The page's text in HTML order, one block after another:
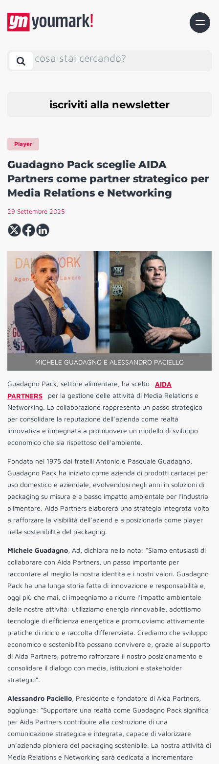
cosa stai cercando?
iscriviti alla newsletter
Player
Guadagno Pack sceglie AIDA
Partners come partner strategico per
Media Relations e Networking
29 Settembre 2025
MICHELE GUADAGNO E ALESSANDRO PACIELLO
Guadagno Pack, settore alimentare, ha scelto
AIDA
PARTNERS
per la gestione delle attività di Media Relations e
Networking. La collaborazione rappresenta un passo strategico
per consolidare la reputazione dell’azienda come realtà
innovativa e impegnata a promuovere un modello di sviluppo
economico che sia rispettoso dell’ambiente.
Fondata nel 1975 dai fratelli Antonio e Pasquale Guadagno,
Guadagno Pack ha iniziato come azienda di prodotti cartacei per
uso domestico e aziendale, evolvendosi negli anni in soluzioni di
packaging su misura e a basso impatto ambientale per l’industria
alimentare. Aida Partners elaborerà una strategia integrata volta
a rafforzare la visibilità dell’aziend e a posizionarla come player
nella sostenibilità del packaging.
Michele Guadagno, Ad, dichiara nella nota: “Siamo entusiasti di
collaborare con Aida Partners, un passo importante per
raccontare al meglio la nostra identità e i nostri valori. Guadagno
Pack ha una lunga storia fatta di innovazione e responsabilità e,
oggi più che mai, ci impegniamo a ridurre l’impatto ambientale
delle nostre attività: utilizziamo energia rinnovabile, adottiamo
tecnologie di efficienza energetica e promuoviamo attivamente
pratiche di riciclo e raccolta differenziata. Crediamo che sviluppo
economico e sostenibilità possano convivere e, grazie al supporto
di Aida Partners, potremo rafforzare il nostro posizionamento e
consolidare il dialogo con media, istituzioni e stakeholder
strategici”.
Alessandro Paciello, Presidente e fondatore di Aida Partners,
aggiunge: “Supportare una realtà come Guadagno Pack significa
per Aida Partners contribuire alla costruzione di una
comunicazione strategica e integrata, capace di valorizzare
un’azienda pioniera del packaging sostenibile. La nostra attività di
Media Relations e Networking sarà dedicata a incrementare